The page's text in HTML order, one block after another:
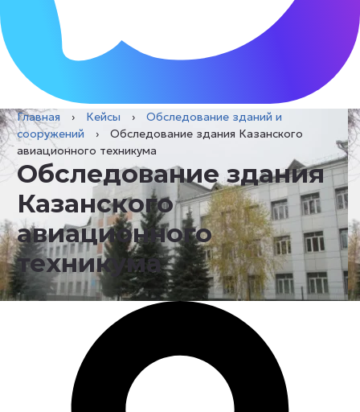
Главная › Кейсы ›
Обследование зданий и
сооружений
›
Обследование здания Казанского
авиационного техникума
Обследование здания
Казанского
авиационного
техникума